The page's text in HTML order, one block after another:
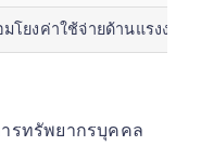
มโยงค่าใช้จ่ายด้านแรงงา
รทรัพยากรบุคคล